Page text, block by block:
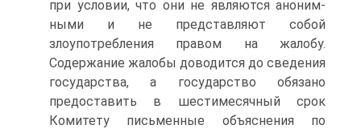
при условии, что они не являются аноним-
ными и не представляют собой
злоупотребления правом на жалобу.
Содержание жалобы доводится до сведения
государства, а государство обязано
предоставить в шестимесячный срок
Комитету письменные объяснения по